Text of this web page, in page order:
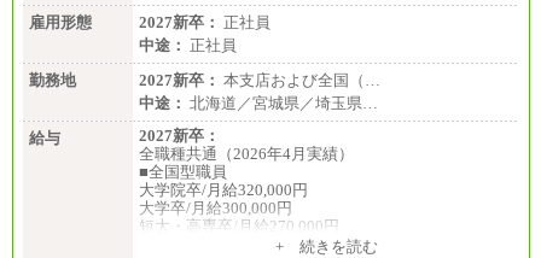
雇用形態
2027新卒： 正社員
中途： 正社員
勤務地
2027新卒： 本支店および全国（…
中途： 北海道／宮城県／埼玉県…
給与
2027新卒：
全職種共通（2026年4月実績）
■全国型職員
大学院卒/月給320,000円
大学卒/月給300,000円
短大・高専卒/月給270,000円
+ 続きを読む